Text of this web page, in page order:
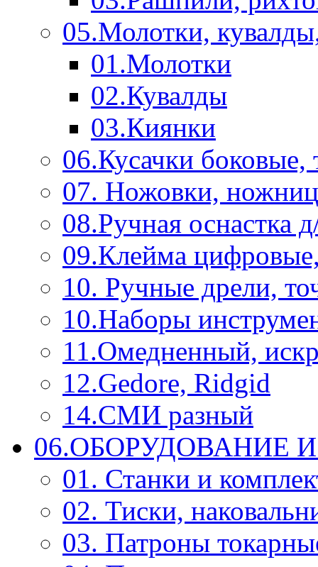
05.Молотки,
01.Молотки
02.Кувалды
03.Киянки
06.Кусачки боковые,
07. Ножовки,
08.Ручная оснастка
09.Клейма
10. Ручные дрели,
10.Наборы
11.Омедненный,
12.Gedore, Ridgid
14.СМИ разный
06.ОБОРУДОВАНИЕ
01. Станки и
02. Тиски,
03. Патроны